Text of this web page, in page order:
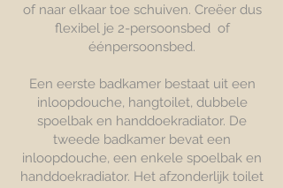
of naar elkaar toe schuiven. Creëer dus
flexibel je 2-persoonsbed of
éénpersoonsbed.
Een eerste badkamer bestaat uit een
inloopdouche, hangtoilet, dubbele
spoelbak en handdoekradiator. De
tweede badkamer bevat een
inloopdouche, een enkele spoelbak en
handdoekradiator. Het afzonderlijk toilet